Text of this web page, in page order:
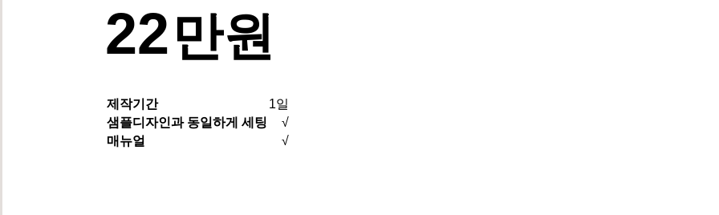
22만원
제작기간
1일
샘플디자인과 동일하게 세팅
√
매뉴얼
√